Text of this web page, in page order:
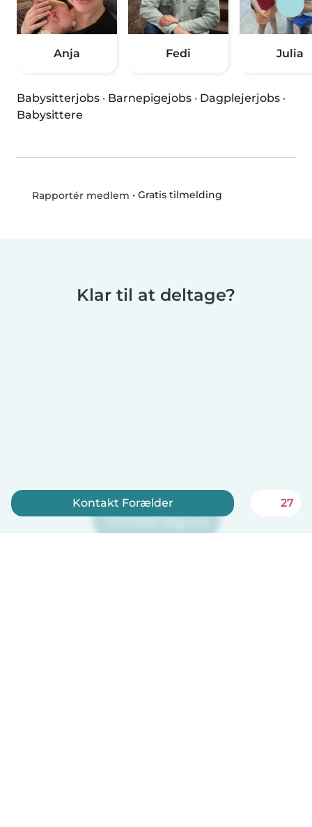
Anja Fedi Julia
Babysitterjobs · Barnepigejobs · Dagplejerjobs ·
Babysittere
Rapportér medlem • Gratis tilmelding
Klar til at deltage?
Tilmeld dig nu
Kontakt Forælder 27